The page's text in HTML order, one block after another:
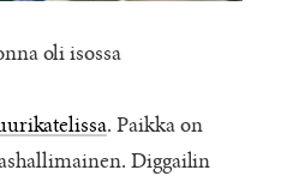
oli isossa
. Paikka on
Diggailin